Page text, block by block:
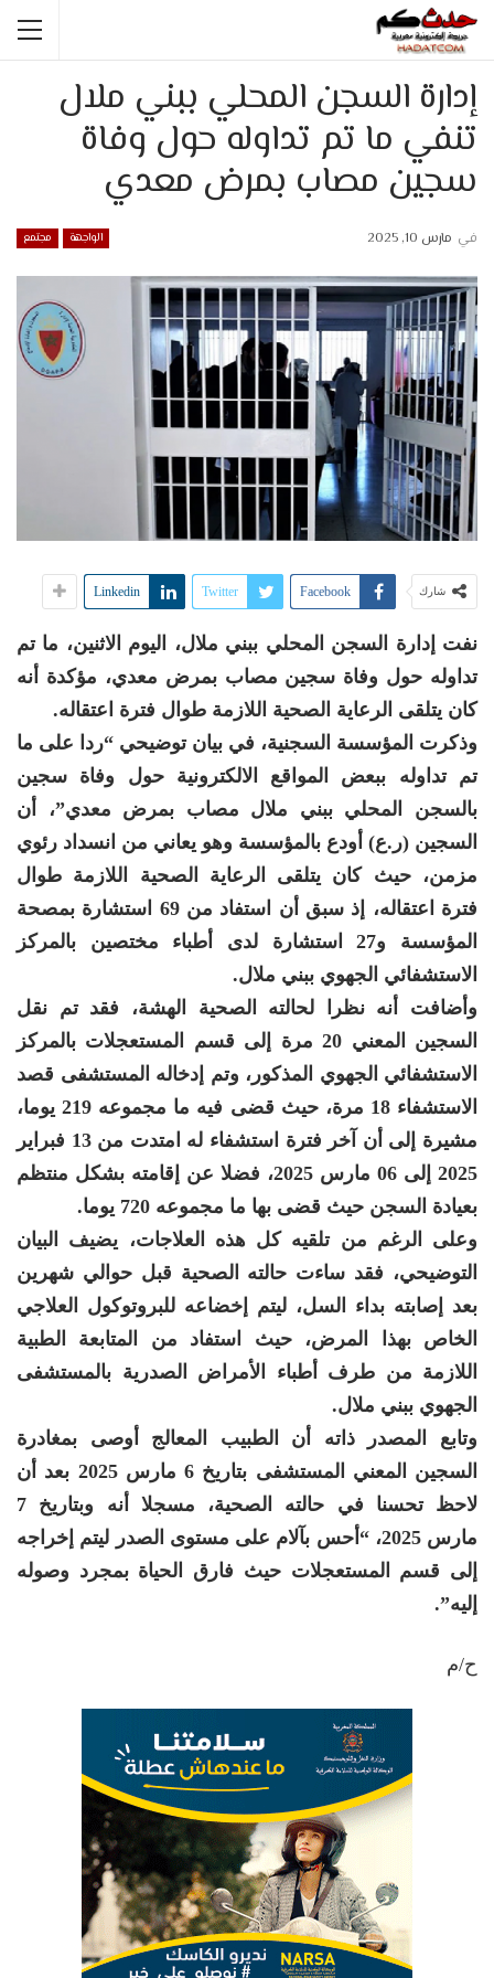
إدارة السجن المحلي ببني ملال
تنفي ما تم تداوله حول وفاة
سجين مصاب بمرض معدي
الواجهة مجتمع في مارس 10, 2025
شارك Facebook
Twitter
Linkedin
نفت إدارة السجن المحلي ببني ملال، اليوم الاثنين، ما تم
تداوله حول وفاة سجين مصاب بمرض معدي، مؤكدة أنه
كان يتلقى الرعاية الصحية اللازمة طوال فترة اعتقاله.
وذكرت المؤسسة السجنية، في بيان توضيحي “ردا على ما
تم تداوله ببعض المواقع الالكترونية حول وفاة سجين
بالسجن المحلي ببني ملال مصاب بمرض معدي”، أن
السجين (ر.ع) أودع بالمؤسسة وهو يعاني من انسداد رئوي
مزمن، حيث كان يتلقى الرعاية الصحية اللازمة طوال
فترة اعتقاله، إذ سبق أن استفاد من 69 استشارة بمصحة
المؤسسة و27 استشارة لدى أطباء مختصين بالمركز
الاستشفائي الجهوي ببني ملال.
وأضافت أنه نظرا لحالته الصحية الهشة، فقد تم نقل
السجين المعني 20 مرة إلى قسم المستعجلات بالمركز
الاستشفائي الجهوي المذكور، وتم إدخاله المستشفى قصد
الاستشفاء 18 مرة، حيث قضى فيه ما مجموعه 219 يوما،
مشيرة إلى أن آخر فترة استشفاء له امتدت من 13 فبراير
2025 إلى 06 مارس 2025، فضلا عن إقامته بشكل منتظم
بعيادة السجن حيث قضى بها ما مجموعه 720 يوما.
وعلى الرغم من تلقيه كل هذه العلاجات، يضيف البيان
التوضيحي، فقد ساءت حالته الصحية قبل حوالي شهرين
بعد إصابته بداء السل، ليتم إخضاعه للبروتوكول العلاجي
الخاص بهذا المرض، حيث استفاد من المتابعة الطبية
اللازمة من طرف أطباء الأمراض الصدرية بالمستشفى
الجهوي ببني ملال.
وتابع المصدر ذاته أن الطبيب المعالج أوصى بمغادرة
السجين المعني المستشفى بتاريخ 6 مارس 2025 بعد أن
لاحظ تحسنا في حالته الصحية، مسجلا أنه وبتاريخ 7
مارس 2025، “أحس بآلام على مستوى الصدر ليتم إخراجه
إلى قسم المستعجلات حيث فارق الحياة بمجرد وصوله
إليه”.
ح/م